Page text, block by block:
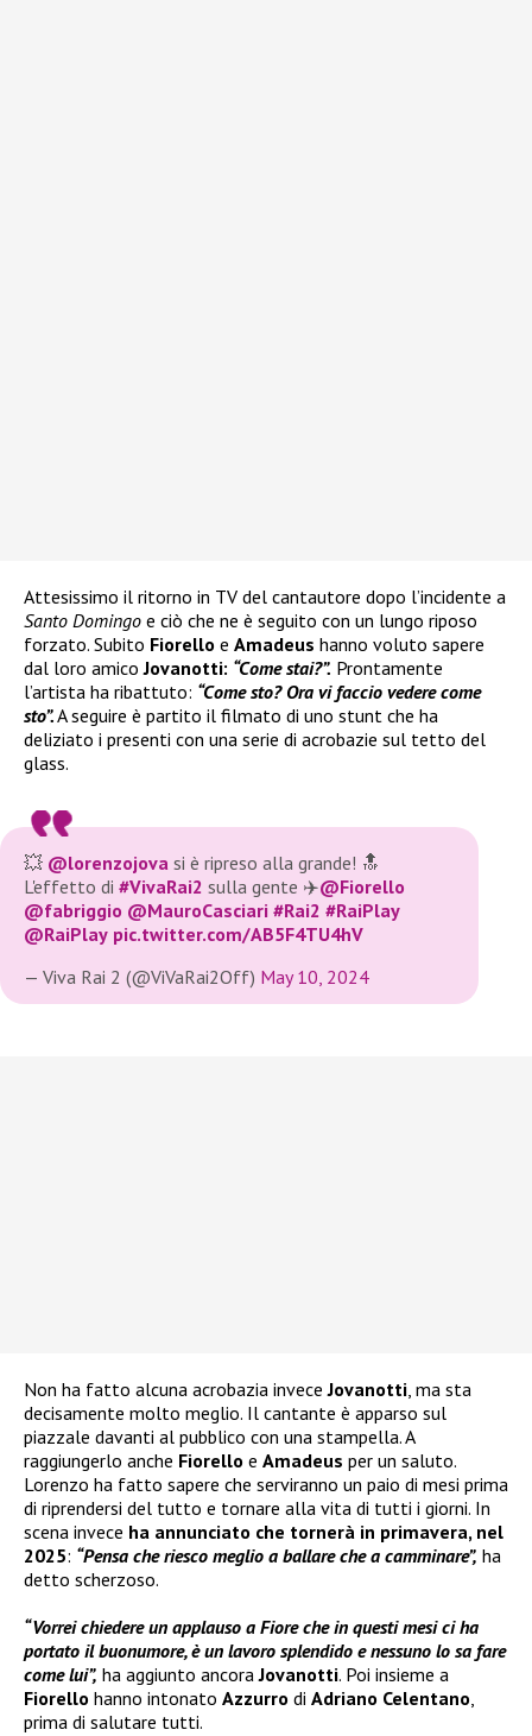
Attesissimo il ritorno in TV del cantautore dopo l’incidente a
Santo Domingo e ciò che ne è seguito con un lungo riposo
forzato. Subito Fiorello e Amadeus hanno voluto sapere
dal loro amicoJovanotti: “Come stai?”. Prontamente
l’artista ha ribattuto: “Come sto? Ora vi faccio vedere come
sto”.A seguire è partito il filmato di uno stunt che ha
deliziato i presenti con una serie di acrobazie sul tetto del
glass.
💥 @lorenzojova si è ripreso alla grande! 🔝
L'effetto di #VivaRai2 sulla gente ✈️@Fiorello
@fabriggio @MauroCasciari #Rai2 #RaiPlay
@RaiPlay pic.twitter.com/AB5F4TU4hV
— Viva Rai 2 (@ViVaRai2Off) May 10, 2024
Non ha fatto alcuna acrobazia inveceJovanotti, ma sta
decisamente molto meglio. Il cantante è apparso sul
piazzale davanti al pubblico con una stampella. A
raggiungerlo anche Fiorello e Amadeus per un saluto.
Lorenzo ha fatto sapere che serviranno un paio di mesi prima
di riprendersi del tutto e tornare alla vita di tutti i giorni. In
scena invece ha annunciato che tornerà in primavera, nel
2025: “Pensa che riesco meglio a ballare che a camminare”, ha
detto scherzoso.
“Vorrei chiedere un applauso a Fiore che in questi mesi ci ha
portato il buonumore, è un lavoro splendido e nessuno lo sa fare
come lui”, ha aggiunto ancoraJovanotti. Poi insieme a
Fiorello hanno intonato Azzurro di Adriano Celentano,
prima di salutare tutti.